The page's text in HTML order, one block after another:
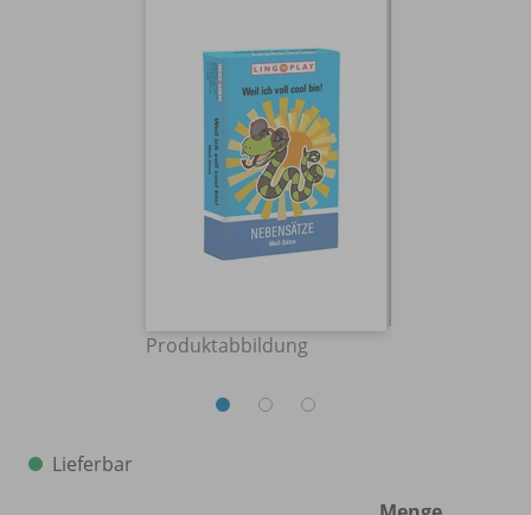
Produktabbildung
Lieferbar